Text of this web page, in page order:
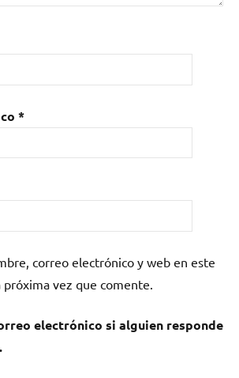
*
correo electrónico y web en este
vez que comente.
electrónico si alguien responde